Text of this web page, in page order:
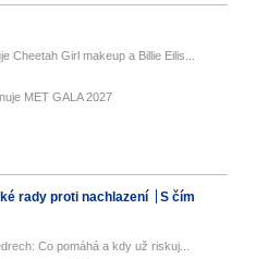
Cheetah Girl makeup a Billie Eilis...
MET GALA 2027
rady proti nachlazení
S čím
Co pomáhá a kdy už riskuj...